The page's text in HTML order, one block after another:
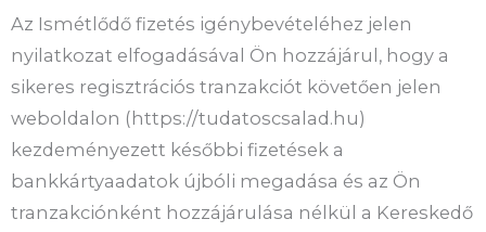
Az Ismétlődő fizetés igénybevételéhez jelen
nyilatkozat elfogadásával Ön hozzájárul, hogy a
sikeres regisztrációs tranzakciót követően jelen
weboldalon (https://tudatoscsalad.hu)
kezdeményezett későbbi fizetések a
bankkártyaadatok újbóli megadása és az Ön
tranzakciónként hozzájárulása nélkül a Kereskedő